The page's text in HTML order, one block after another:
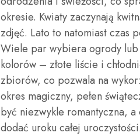
okresie. Kwiaty zaczynają
zdjęć. Lato to natomiast czas
Wiele par wybiera ogrody lub
kolorów – złote liście i
zbiorów, co pozwala na
okres magiczny, pełen
być niezwykle romantyczna,
dodać uroku całej uroczystości.